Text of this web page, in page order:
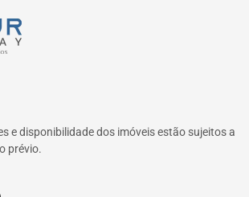
e disponibilidade dos imóveis estão sujeitos a
prévio.